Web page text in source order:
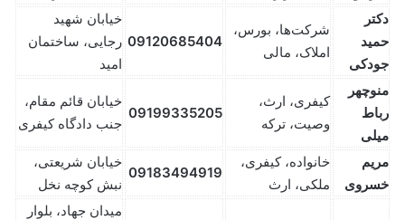
دکتر
حمید
جودکی
شرکت‌ها، بورس،
املاک، مالی
09120685404
خیابان شهید
رجایی، ساختمان
امید
منوچهر
رباط
میلی
کیفری، ارث،
وصیت، ترکه
09199335205
خیابان قائم مقام،
جنب دادگاه کیفری
مریم
خسروی
خانواده، کیفری،
ملکی، ارث
09183494919
خیابان شریعتی،
نبش کوچه نخل
میدان جهاد، بلوار